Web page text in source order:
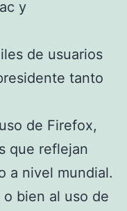
y
de usuarios
tanto
de Firefox,
que reflejan
a nivel mundial.
bien al uso de